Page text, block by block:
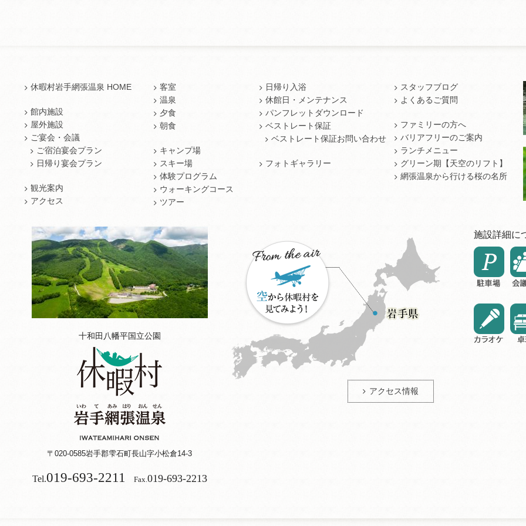
休暇村岩手網張温泉 HOME
館内施設
屋外施設
ご宴会・会議
ご宿泊宴会プラン
日帰り宴会プラン
観光案内
アクセス
客室
温泉
夕食
朝食
キャンプ場
スキー場
体験プログラム
ウォーキングコース
ツアー
日帰り入浴
休館日・メンテナンス
パンフレットダウンロード
ベストレート保証
ベストレート保証お問い合わせ
フォトギャラリー
スタッフブログ
よくあるご質問
ファミリーの方へ
バリアフリーのご案内
ランチメニュー
グリーン期【天空のリフト】
網張温泉から行ける桜の名所
十和田八幡平国立公園
〒020-0585岩手郡雫石町長山字小松倉14-3
Tel.019-693-2211 Fax. 019-693-2213
アクセス情報
施設詳細に